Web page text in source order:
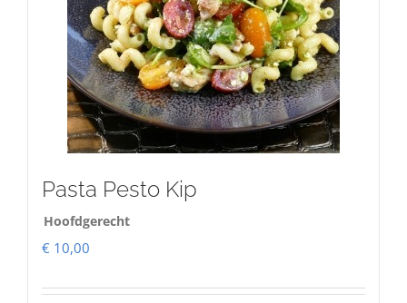
Pasta Pesto Kip
Hoofdgerecht
€ 10,00